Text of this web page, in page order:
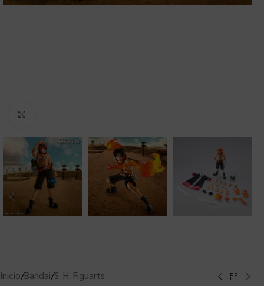
Inicio/Bandai/S. H. Figuarts